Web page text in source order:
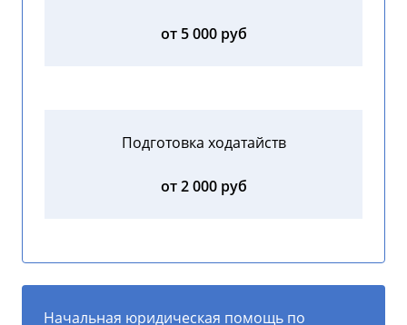
от 5 000 руб
Подготовка ходатайств
от 2 000 руб
Начальная юридическая помощь по